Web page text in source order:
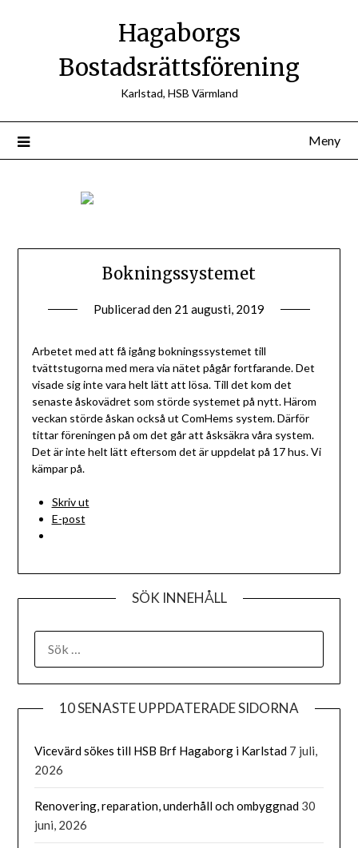
Hagaborgs
Bostadsrättsförening
Karlstad, HSB Värmland
Meny
Bokningssystemet
Publicerad den 21 augusti, 2019
BRF
Hagaborg
Arbetet med att få igång bokningssystemet till
tvättstugorna med mera via nätet pågår fortfarande. Det
visade sig inte vara helt lätt att lösa. Till det kom det
senaste åskovädret som störde systemet på nytt. Härom
veckan störde åskan också ut ComHems system. Därför
tittar föreningen på om det går att åsksäkra våra system.
Det är inte helt lätt eftersom det är uppdelat på 17 hus. Vi
kämpar på.
Skriv ut
E-post
SÖK INNEHÅLL
EFTER:
10 SENASTE UPPDATERADE SIDORNA
Vicevärd sökes till HSB Brf Hagaborg i Karlstad 7 juli,
2026
Renovering, reparation, underhåll och ombyggnad 30
juni, 2026